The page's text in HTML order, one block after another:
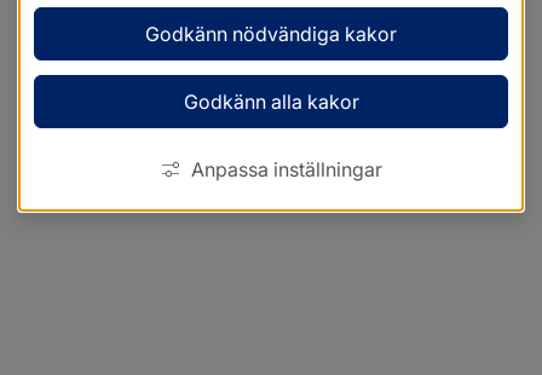
Godkänn nödvändiga kakor
Godkänn alla kakor
Anpassa inställningar